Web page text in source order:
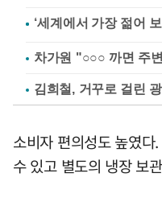
차가원 "○○○ 까면 주
소비자 편의성도 높였
수 있고 별도의 냉장 보